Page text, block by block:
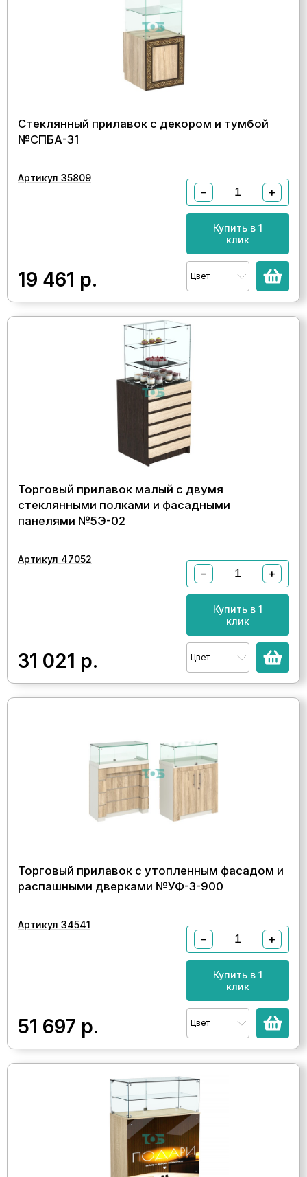
Стеклянный прилавок с декором и тумбой
№СПБА-31
Артикул 35809
19 461 р.
− +
Купить в 1
клик
Цвет
Торговый прилавок малый с двумя
стеклянными полками и фасадными
панелями №5Э-02
Артикул 47052
31 021 р.
− +
Купить в 1
клик
Цвет
Торговый прилавок с утопленным фасадом и
распашными дверками №УФ-3-900
Артикул 34541
51 697 р.
− +
Купить в 1
клик
Цвет